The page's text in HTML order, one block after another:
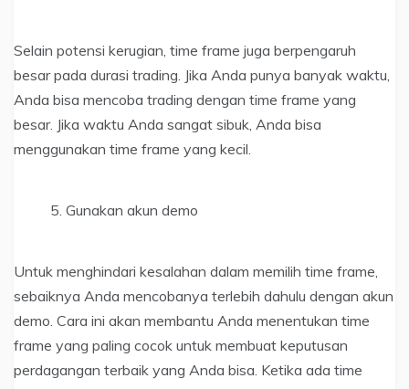
Selain potensi kerugian, time frame juga berpengaruh
besar pada durasi trading. Jika Anda punya banyak waktu,
Anda bisa mencoba trading dengan time frame yang
besar. Jika waktu Anda sangat sibuk, Anda bisa
menggunakan time frame yang kecil.
Gunakan akun demo
Untuk menghindari kesalahan dalam memilih time frame,
sebaiknya Anda mencobanya terlebih dahulu dengan akun
demo. Cara ini akan membantu Anda menentukan time
frame yang paling cocok untuk membuat keputusan
perdagangan terbaik yang Anda bisa. Ketika ada time